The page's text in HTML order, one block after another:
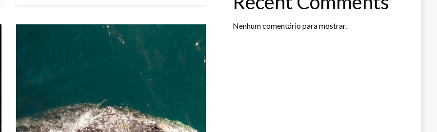
Nenhum comentário para mostrar.